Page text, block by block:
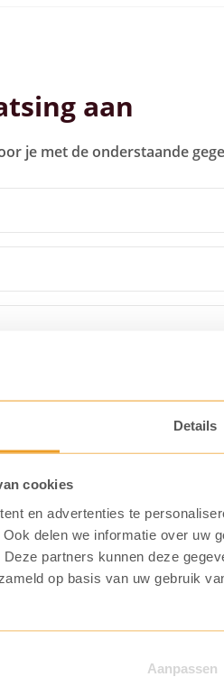
Details
cookies
en advertenties te
delen we informatie over uw
partners kunnen deze
op basis van uw gebruik
Aanpassen
aan
je met de onderstaande